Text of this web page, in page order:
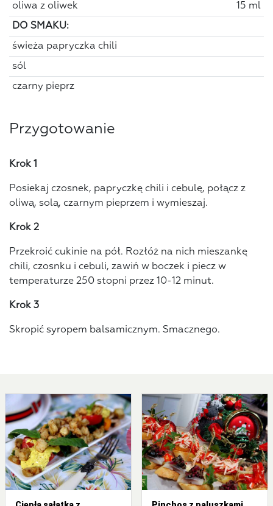
oliwa z oliwek 15 ml
DO SMAKU:
świeża papryczka chili
sól
czarny pieprz
Przygotowanie
Krok 1
Posiekaj czosnek, papryczkę chili i cebulę, połącz z
oliwą, solą, czarnym pieprzem i wymieszaj.
Krok 2
Przekroić cukinie na pół. Rozłóż na nich mieszankę
chili, czosnku i cebuli, zawiń w boczek i piecz w
temperaturze 250 stopni przez 10-12 minut.
Krok 3
Skropić syropem balsamicznym. Smacznego.